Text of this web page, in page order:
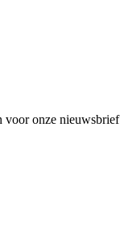
voor onze nieuwsbrief